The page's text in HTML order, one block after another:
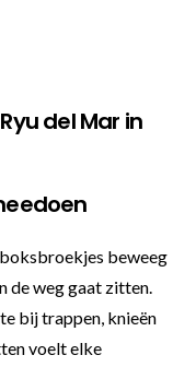
Ryu del Mar in
beweeg
de weg gaat zitten.
bij trappen, knieën
voelt elke